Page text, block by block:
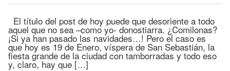
El título del post de hoy puede que desoriente a todo
aquel que no sea –como yo- donostiarra. ¿Comilonas?
¡Si ya han pasado las navidades…! Pero el caso es
que hoy es 19 de Enero, víspera de San Sebastián, la
fiesta grande de la ciudad con tamborradas y todo eso
y, claro, hay que […]